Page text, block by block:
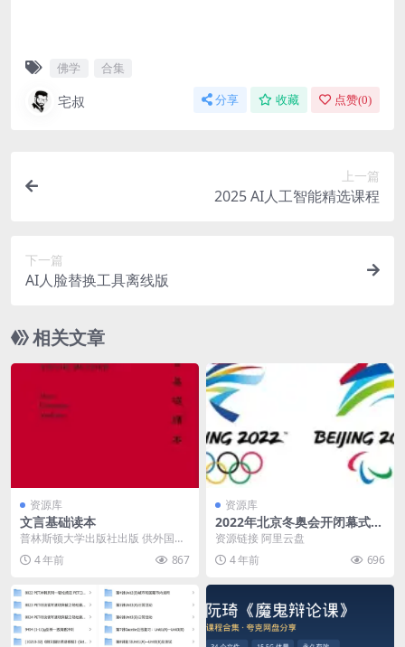
佛学 合集
宅叔 分享 收藏 点赞(0)
上一篇
2025 AI人工智能精选课程
下一篇
AI人脸替换工具离线版
相关文章
资源库
文言基础读本
普林斯顿大学出版社出版 供外国人
学中文使用，有拼音和白话文英文
翻译。 下载链接 ...
4 年前 867
资源库
2022年北京冬奥会开闭幕式_8
K.HEVC编码版本
资源链接 阿里云盘
4 年前
696